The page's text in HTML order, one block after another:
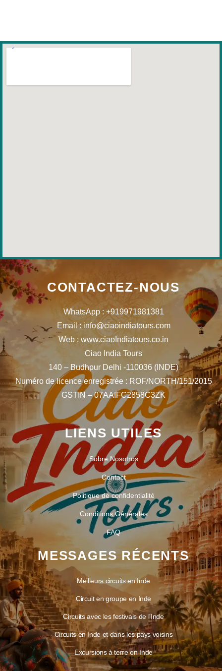
CONTACTEZ-NOUS
WhatsApp : +919971981381
Email : info@ciaoindiatours.com
Web : www.ciaoIndiatours.co.in
Ciao India Tours
140 – Budhpur Delhi -110036 (INDE)
Numéro de licence enregistrée : ROF/NORTH/151/2015
GSTIN – 07AAIFC2858C3ZK
LIENS UTILES
Sobre Nosotros
Contact
Politique de confidentialité
Conditions Générales
FAQ
MESSAGES RÉCENTS
Meilleurs circuits en Inde
Circuit en groupe en Inde
Circuits avec les festivals de l’Inde
Circuits en Inde et dans les pays voisins
Excursions à terre en Inde